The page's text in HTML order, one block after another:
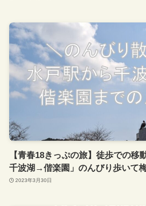
【青春18きっぷの旅】徒歩での
千波湖→偕楽園」のんびり歩いて
2023年3月30日